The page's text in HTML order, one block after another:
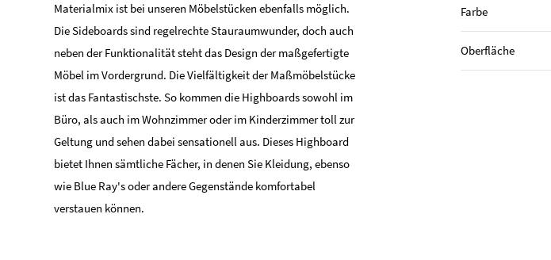
Materialmix ist bei unseren Möbelstücken ebenfalls möglich.
Die Sideboards sind regelrechte Stauraumwunder, doch auch
neben der Funktionalität steht das Design der maßgefertigte
Möbel im Vordergrund. Die Vielfältigkeit der Maßmöbelstücke
ist das Fantastischste. So kommen die Highboards sowohl im
Büro, als auch im Wohnzimmer oder im Kinderzimmer toll zur
Geltung und sehen dabei sensationell aus. Dieses Highboard
bietet Ihnen sämtliche Fächer, in denen Sie Kleidung, ebenso
wie Blue Ray's oder andere Gegenstände komfortabel
verstauen können.
Farbe
Oberfläche